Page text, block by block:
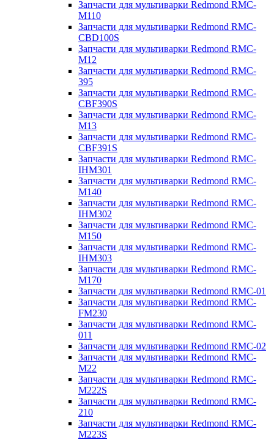
Запчасти для мультиварки Redmond RMC-
M110
Запчасти для мультиварки Redmond RMC-
CBD100S
Запчасти для мультиварки Redmond RMC-
M12
Запчасти для мультиварки Redmond RMC-
395
Запчасти для мультиварки Redmond RMC-
CBF390S
Запчасти для мультиварки Redmond RMC-
M13
Запчасти для мультиварки Redmond RMC-
CBF391S
Запчасти для мультиварки Redmond RMC-
IHM301
Запчасти для мультиварки Redmond RMC-
M140
Запчасти для мультиварки Redmond RMC-
IHM302
Запчасти для мультиварки Redmond RMC-
M150
Запчасти для мультиварки Redmond RMC-
IHM303
Запчасти для мультиварки Redmond RMC-
M170
Запчасти для мультиварки Redmond RMC-01
Запчасти для мультиварки Redmond RMC-
FM230
Запчасти для мультиварки Redmond RMC-
011
Запчасти для мультиварки Redmond RMC-02
Запчасти для мультиварки Redmond RMC-
M22
Запчасти для мультиварки Redmond RMC-
M222S
Запчасти для мультиварки Redmond RMC-
210
Запчасти для мультиварки Redmond RMC-
M223S